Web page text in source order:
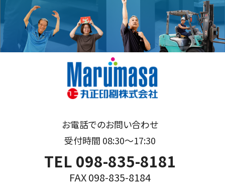
お電話でのお問い合わせ
受付時間 08:30～17:30
TEL 098-835-8181
FAX 098-835-8184